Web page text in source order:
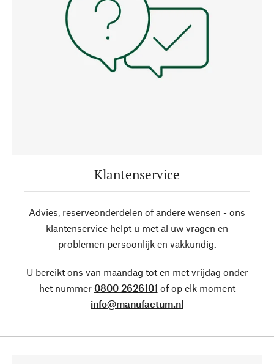
Klantenservice
Advies, reserveonderdelen of andere wensen - ons
klantenservice helpt u met al uw vragen en
problemen persoonlijk en vakkundig.
U bereikt ons van maandag tot en met vrijdag onder
het nummer 0800 2626101 of op elk moment
info@manufactum.nl